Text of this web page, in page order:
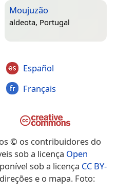
Moujuzão
aldeota, Portugal
Español
Français
© os contribuidores do
sob a licença Open
sob a licença CC BY-
e o mapa. Foto: